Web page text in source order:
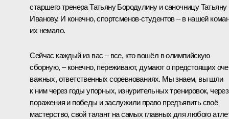
старшего тренера Татьяну Бородулину и саночницу Татьяну
Иванову. И конечно, спортсменов-студентов – в нашей
их немало.
Сейчас каждый из вас – все, кто вошёл в олимпийскую
сборную, – конечно, переживают, думают о предстоящих
важных, ответственных соревнованиях. Мы знаем, вы шли
к ним через годы упорных, изнурительных тренировок, через
поражения и победы и заслужили право предъявить своё
мастерство, свой талант на самых главных для любого